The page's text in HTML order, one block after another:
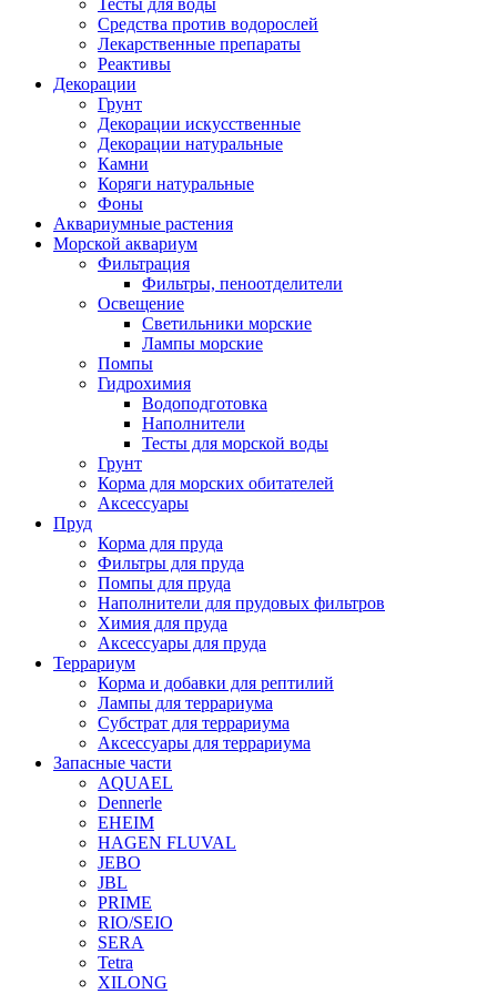
Тесты для воды
Средства против водорослей
Лекарственные препараты
Реактивы
Декорации
Грунт
Декорации искусственные
Декорации натуральные
Камни
Коряги натуральные
Фоны
Аквариумные растения
Морской аквариум
Фильтрация
Фильтры, пеноотделители
Освещение
Светильники морские
Лампы морские
Помпы
Гидрохимия
Водоподготовка
Наполнители
Тесты для морской воды
Грунт
Корма для морских обитателей
Аксессуары
Пруд
Корма для пруда
Фильтры для пруда
Помпы для пруда
Наполнители для прудовых фильтров
Химия для пруда
Аксессуары для пруда
Террариум
Корма и добавки для рептилий
Лампы для террариума
Субстрат для террариума
Аксессуары для террариума
Запасные части
AQUAEL
Dennerle
EHEIM
HAGEN FLUVAL
JEBO
JBL
PRIME
RIO/SEIO
SERA
Tetra
XILONG